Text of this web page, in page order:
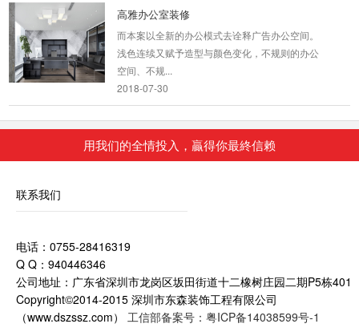
高雅办公室装修
而本案以全新的办公模式去诠释广告办公空间。
浅色连续又赋予造型与颜色变化，不规则的办公
空间、不规...
2018-07-30
时尚办公室装修
(一)时尚创意办公室装修最讲究秩序感 在时尚办
公室设计中的秩序,是指形的反复、形的节奏、
其行业性质决定了它在办公室装修方面注定要与
师选择...
2018-08-29
用我们的全情投入，贏得你最終信赖
联系我们
电话：0755-28416319
Q Q：940446346
公司地址：广东省深圳市龙岗区坂田街道十二橡树庄园二期P5栋401
Copyright©2014-2015 深圳市东森装饰工程有限公司
（www.dszssz.com） 工信部备案号：粤ICP备14038599号-1